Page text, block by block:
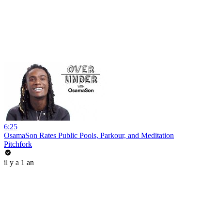
6:25
OsamaSon Rates Public Pools, Parkour, and Meditation
Pitchfork
il y a 1 an